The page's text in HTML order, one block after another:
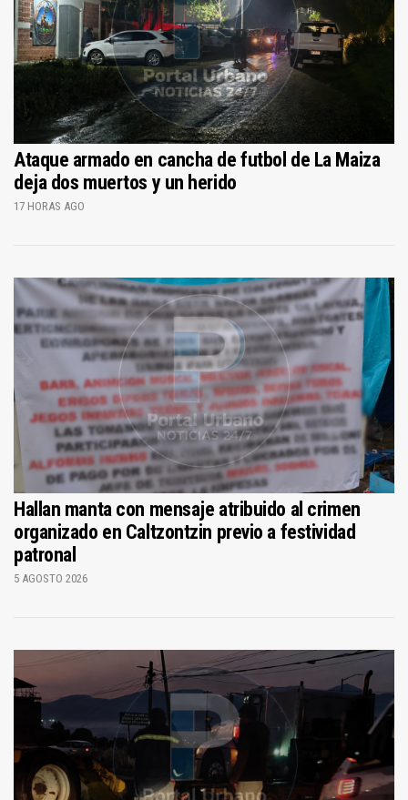
Ataque armado en cancha de futbol de La Maiza
deja dos muertos y un herido
17 HORAS AGO
Hallan manta con mensaje atribuido al crimen
organizado en Caltzontzin previo a festividad
patronal
5 AGOSTO 2026